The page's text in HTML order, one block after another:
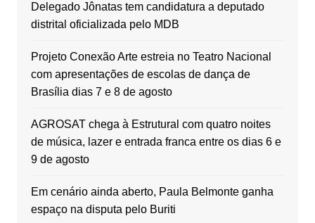
Delegado Jônatas tem candidatura a deputado
distrital oficializada pelo MDB
Projeto Conexão Arte estreia no Teatro Nacional
com apresentações de escolas de dança de
Brasília dias 7 e 8 de agosto
AGROSAT chega à Estrutural com quatro noites
de música, lazer e entrada franca entre os dias 6 e
9 de agosto
Em cenário ainda aberto, Paula Belmonte ganha
espaço na disputa pelo Buriti